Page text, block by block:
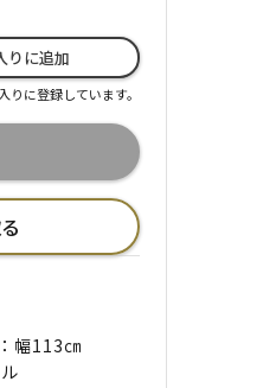
りに追加
りに登録しています。
幅113㎝